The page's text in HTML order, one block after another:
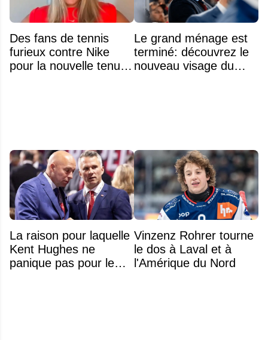
Des fans de tennis
furieux contre Nike
pour la nouvelle tenue
Le grand ménage est
terminé: découvrez le
nouveau visage du
La raison pour laquelle
Kent Hughes ne
panique pas pour le
Vinzenz Rohrer tourne
le dos à Laval et à
l'Amérique du Nord